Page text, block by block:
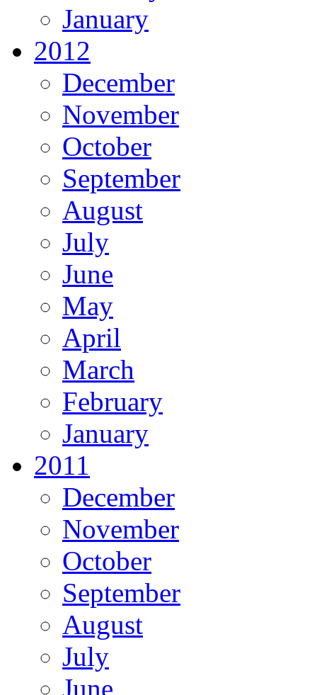
January
2012
December
November
October
September
August
July
June
May
April
March
February
January
2011
December
November
October
September
August
July
June